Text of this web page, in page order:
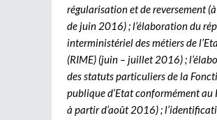
régularisation et de reversement
de juin 2016) ; l’élaboration du
interministériel des métiers de
(RIME) (juin – juillet 2016) ;
des statuts particuliers de la
publique d’Etat conformément au
à partir d’août 2016) ;